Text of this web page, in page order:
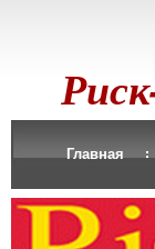
Главная